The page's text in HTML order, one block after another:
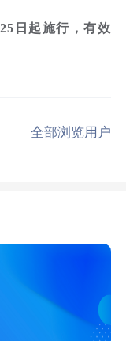
日起施行，有效
全部浏览用户